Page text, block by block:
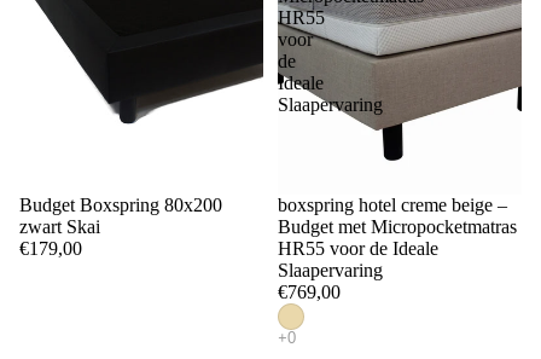
Budget Boxspring 80x200
zwart Skai
€179,00
HR55
voor
de
Ideale
Slaapervaring
boxspring hotel creme beige –
Budget met Micropocketmatras
HR55 voor de Ideale
Slaapervaring
€769,00